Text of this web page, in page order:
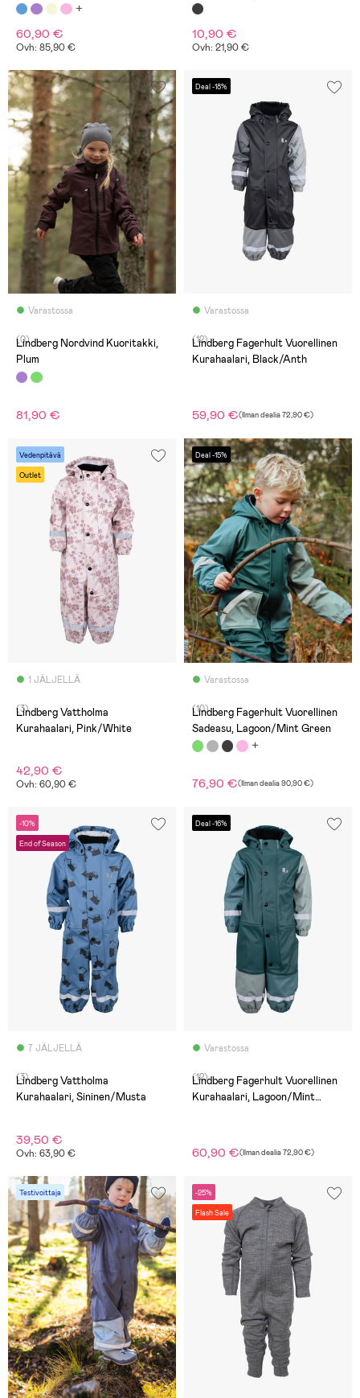
60,90 €
Ovh: 85,90 €
10,90 €
Ovh: 21,90 €
Varastossa
(0)
Lindberg Nordvind Kuoritakki,
Plum
81,90 €
Deal -18%
Varastossa
(12)
Lindberg Fagerhult Vuorellinen
Kurahaalari, Black/Anth
59,90 €(Ilman dealia72,90 €)
Vedenpitävä
Outlet
1 JÄLJELLÄ
(3)
Lindberg Vattholma
Kurahaalari, Pink/White
42,90 €
Ovh: 60,90 €
Deal -15%
Varastossa
(10)
Lindberg Fagerhult Vuorellinen
Sadeasu, Lagoon/Mint Green
76,90 €(Ilman dealia90,90 €)
-10%
End of Season
7 JÄLJELLÄ
(3)
Lindberg Vattholma
Kurahaalari, Sininen/Musta
39,50 €
Ovh: 63,90 €
Deal -16%
Varastossa
(12)
Lindberg Fagerhult Vuorellinen
Kurahaalari, Lagoon/Mint
60,90 €(Ilman dealia72,90 €)
Testivoittaja -25%
Flash Sale